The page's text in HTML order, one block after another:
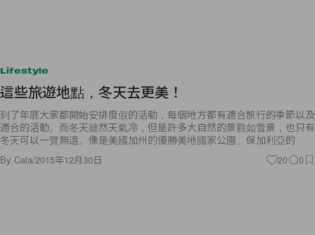
Lifestyle
這些旅遊地點，冬天去更美！
到了年底大家都開始安排度假的活動，每個地方都有適合旅行的季節以及
適合的活動。而冬天雖然天氣冷，但是許多大自然的景觀如雪景，也只有
冬天可以一覽無遺。像是美國加州的優勝美地國家公園、保加利亞的
By Cala/2015年12月30日 20 0